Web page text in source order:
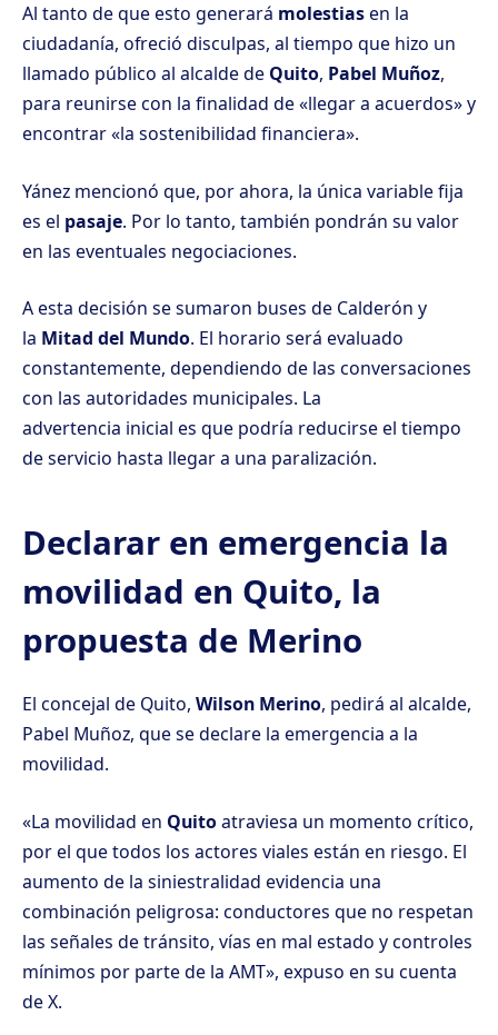
Al tanto de que esto generará molestiasen la
ciudadanía, ofreció disculpas, al tiempo que hizo un
llamado público al alcalde de Quito, Pabel Muñoz,
para reunirse con la finalidad de «llegar a acuerdos» y
encontrar «la sostenibilidad financiera».
Yánez mencionó que, por ahora, la única variable fija
es el pasaje. Por lo tanto, también pondrán su valor
en las eventuales negociaciones.
A esta decisión se sumaron buses de Calderón y
la Mitad del Mundo. El horario será evaluado
constantemente, dependiendo de las conversaciones
con las autoridades municipales. La
advertencia inicial es que podría reducirse el tiempo
de servicio hasta llegar a una paralización.
Declarar en emergencia la
movilidad en Quito, la
propuesta de Merino
El concejal de Quito, Wilson Merino, pedirá al alcalde,
Pabel Muñoz, que se declare la emergencia a la
movilidad.
«La movilidad en Quitoatraviesa un momento crítico,
por el que todos los actores viales están en riesgo. El
aumento de la siniestralidad evidencia una
combinación peligrosa: conductores que no respetan
las señales de tránsito, vías en mal estado y controles
mínimos por parte de la AMT», expuso en su cuenta
de X.